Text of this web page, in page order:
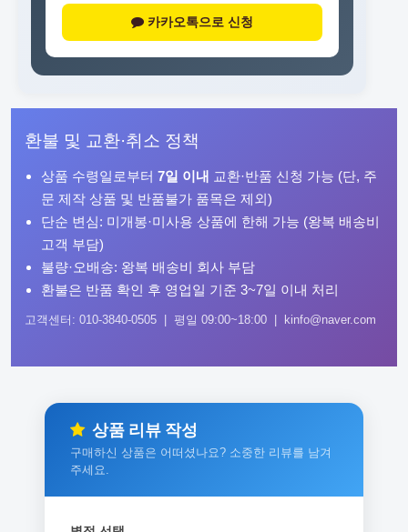
카카오톡으로 신청
환불 및 교환·취소 정책
상품 수령일로부터 7일 이내 교환·반품 신청 가능 (단, 주
문 제작 상품 및 반품불가 품목은 제외)
단순 변심: 미개봉·미사용 상품에 한해 가능 (왕복 배송비
고객 부담)
불량·오배송: 왕복 배송비 회사 부담
환불은 반품 확인 후 영업일 기준 3~7일 이내 처리
고객센터: 010-3840-0505 | 평일 09:00~18:00 | kinfo@naver.com
상품 리뷰 작성
구매하신 상품은 어떠셨나요? 소중한 리뷰를 남겨
주세요.